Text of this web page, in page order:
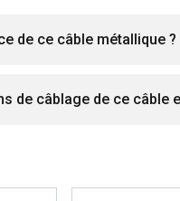
de ce câble métallique ?
de câblage de ce câble